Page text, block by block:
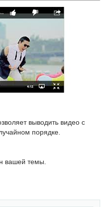
выводить видео с
порядке.
вашей темы.